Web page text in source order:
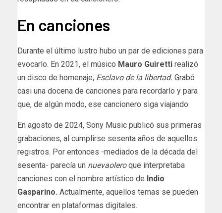
En canciones
Durante el último lustro hubo un par de ediciones para
evocarlo. En 2021, el músico Mauro Guiretti realizó
un disco de homenaje, Esclavo de la libertad. Grabó
casi una docena de canciones para recordarlo y para
que, de algún modo, ese cancionero siga viajando.
En agosto de 2024, Sony Music publicó sus primeras
grabaciones, al cumplirse sesenta años de aquellos
registros. Por entonces -mediados de la década del
sesenta- parecía un nuevaoleroque interpretaba
canciones con el nombre artístico de Indio
Gasparino. Actualmente, aquellos temas se pueden
encontrar en plataformas digitales.